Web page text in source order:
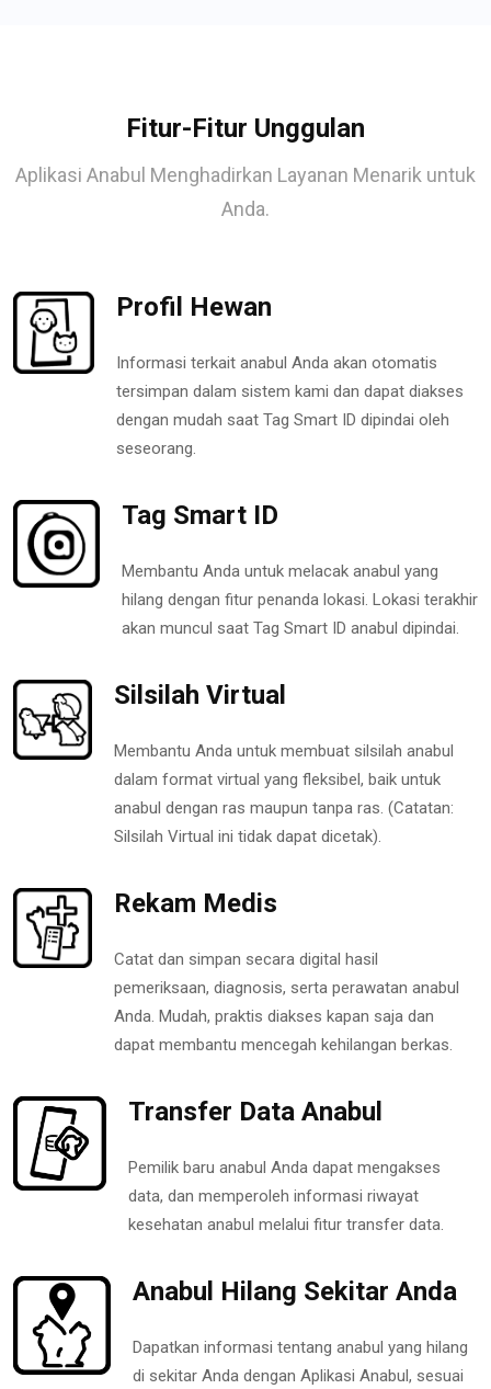
Fitur-Fitur Unggulan
Aplikasi Anabul Menghadirkan Layanan Menarik untuk
Anda.
Profil Hewan
Informasi terkait anabul Anda akan otomatis
tersimpan dalam sistem kami dan dapat diakses
dengan mudah saat Tag Smart ID dipindai oleh
seseorang.
Tag Smart ID
Membantu Anda untuk melacak anabul yang
hilang dengan fitur penanda lokasi. Lokasi terakhir
akan muncul saat Tag Smart ID anabul dipindai.
Silsilah Virtual
Membantu Anda untuk membuat silsilah anabul
dalam format virtual yang fleksibel, baik untuk
anabul dengan ras maupun tanpa ras. (Catatan:
Silsilah Virtual ini tidak dapat dicetak).
Rekam Medis
Catat dan simpan secara digital hasil
pemeriksaan, diagnosis, serta perawatan anabul
Anda. Mudah, praktis diakses kapan saja dan
dapat membantu mencegah kehilangan berkas.
Transfer Data Anabul
Pemilik baru anabul Anda dapat mengakses
data, dan memperoleh informasi riwayat
kesehatan anabul melalui fitur transfer data.
Anabul Hilang Sekitar Anda
Dapatkan informasi tentang anabul yang hilang
di sekitar Anda dengan Aplikasi Anabul, sesuai